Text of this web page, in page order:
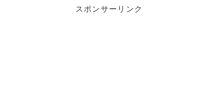
スポンサーリンク